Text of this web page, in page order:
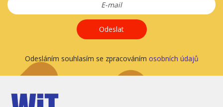
Odeslat
Odesláním souhlasím se zpracováním osobních údajů